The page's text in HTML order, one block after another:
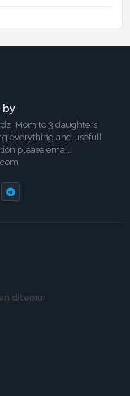
by
Mom to 3 daughters
everything and usefull
please email:
ditemui